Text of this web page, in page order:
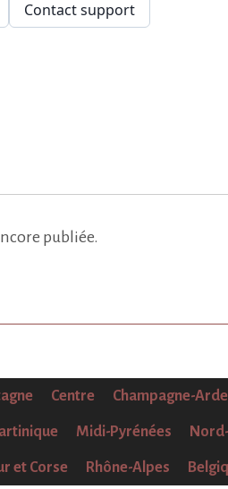
publiée.
Centre Champagne-
Midi-Pyrénées
et Corse Rhône-Alpes